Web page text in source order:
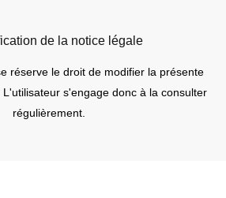
de la notice légale
réserve le droit de modifier la présente
s'engage donc à la consulter
régulièrement.